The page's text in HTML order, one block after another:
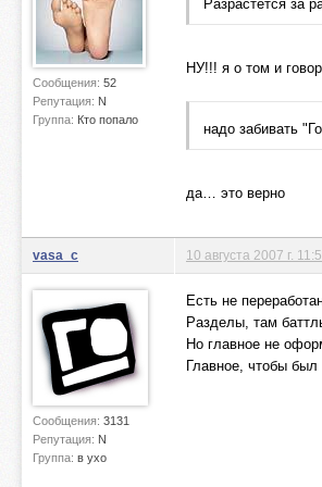
Сообщения: 52
Репутация: N
Группа: Кто попало
Разрастется за
НУ!!! я о том и
надо забивать
да… это верно
vasa_c
Сообщения: 3131
Репутация: N
Группа: в ухо
10 августа 2007 г.
Есть не
Разделы, там
Но главное не
Главное, чтобы